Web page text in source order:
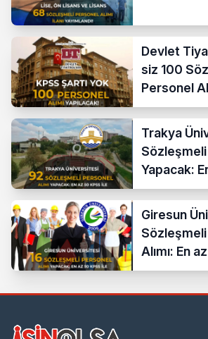
Devlet
siz 100
Personel
Trakya
Sözleşmeli
Yapacak:
KPSS İle
Giresun
Alımı: En